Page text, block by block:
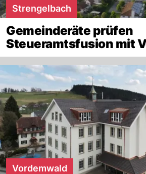
Strengelbach
Gemeinderäte prüfen
Steueramtsfusion mit
Vordemwald